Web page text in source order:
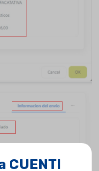
CUENTI